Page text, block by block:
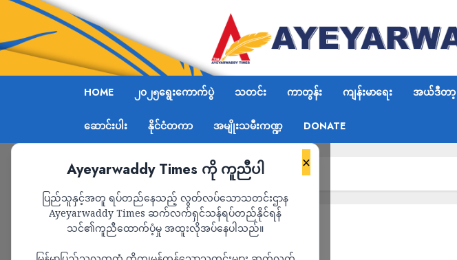
HOME ၂၀၂၅ရွေးကောက်ပွဲ သတင်း ကာတွန်း ကျန်းမာရေး အယ်ဒီတာ့
ဆောင်းပါး နိုင်ငံတကာ အမျိုးသမီးကဏ္ဍ DONATE
×
Ayeyarwaddy Times ကို ကူညီပါ
ပြည်သူနှင့်အတူ ရပ်တည်နေသည့် လွတ်လပ်သောသတင်းဌာန
Ayeyarwaddy Times ဆက်လက်ရှင်သန်ရပ်တည်နိုင်ရန်
သင်၏ကူညီထောက်ပံ့မှု အထူးလိုအပ်နေပါသည်။
Home သတင်း Page 1,345
သတင်း